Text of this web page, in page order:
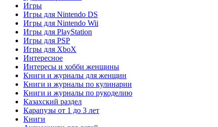
Игры
Игры для Nintendo DS
Игры для Nintendo Wii
Игры для PlayStation
Игры для PSP
Игры для XboX
Интересное
Интересы и хобби женщины
Книги и журналы для женщин
Книги и журналы по кулинарии
Книги и журналы по рукоделию
Казахский раздел
Карапузы от 1 до 3 лет
Книги